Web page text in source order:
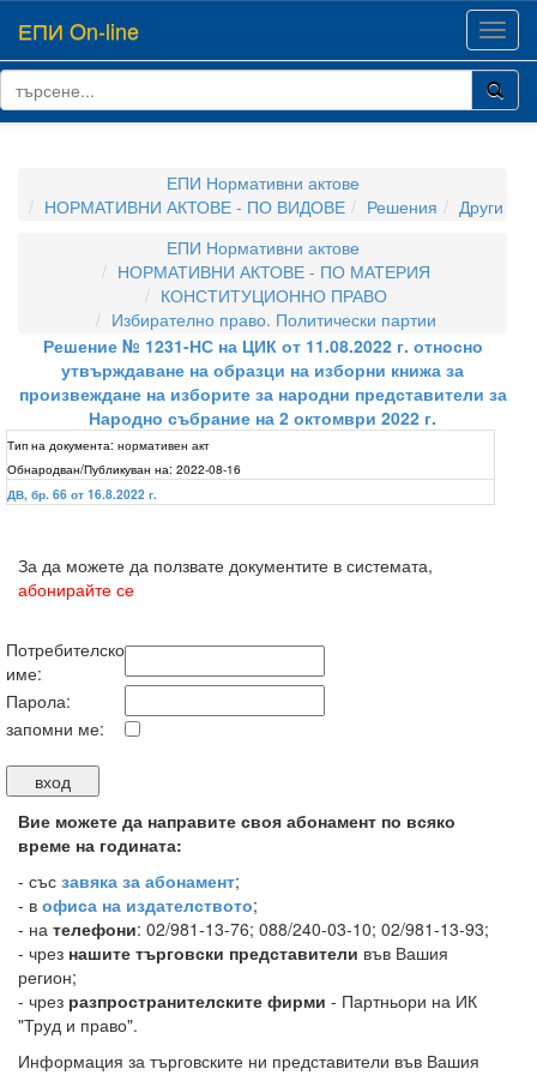
ЕПИ On-line
ЕПИ Нормативни актове
НОРМАТИВНИ АКТОВЕ - ПО ВИДОВЕ
Решения
Други
ЕПИ Нормативни актове
НОРМАТИВНИ АКТОВЕ - ПО МАТЕРИЯ
КОНСТИТУЦИОННО ПРАВО
Избирателно право. Политически партии
Решение № 1231-НС на ЦИК от 11.08.2022 г. относно
утвърждаване на образци на изборни книжа за
произвеждане на изборите за народни представители за
Народно събрание на 2 октомври 2022 г.
Тип на документа: нормативен акт
Обнародван/Публикуван на: 2022-08-16
ДВ, бр. 66 от 16.8.2022 г.
За да можете да ползвате документите в системата,
абонирайте се
Потребителско
име:
Парола:
запомни ме:
Вие можете да направите своя абонамент по всяко
време на годината:
- със завяка за абонамент;
- в офиса на издателството;
- на телефони: 02/981-13-76; 088/240-03-10; 02/981-13-93;
- чрез нашите търговски представители във Вашия
регион;
- чрез разпространителските фирми - Партньори на ИК
"Труд и право".
Информация за търговските ни представители във Вашия